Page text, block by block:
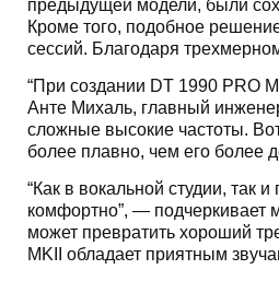
предыдущей модели, были
Кроме того, подобное
сессий. Благодаря
“При создании DT 1990 PRO
Анте Михаль, главный
сложные высокие частоты.
более плавно, чем его более
“Как в вокальной студии, так
комфортно”, — подчеркивает
может превратить хороший
MKII обладает приятным